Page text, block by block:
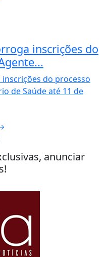
inscrições do
anunciar